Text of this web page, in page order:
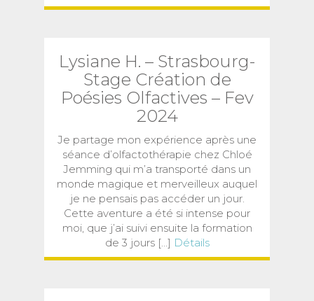
Lysiane H. – Strasbourg-
Stage Création de
Poésies Olfactives – Fev
2024
Je partage mon expérience après une
séance d’olfactothérapie chez Chloé
Jemming qui m’a transporté dans un
monde magique et merveilleux auquel
je ne pensais pas accéder un jour.
Cette aventure a été si intense pour
moi, que j’ai suivi ensuite la formation
de 3 jours [...] Détails